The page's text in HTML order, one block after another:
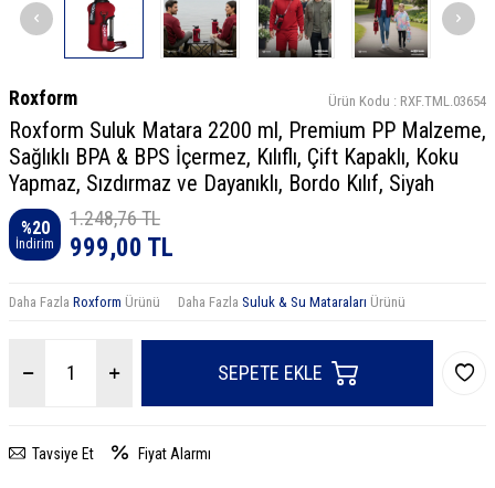
Roxform Ürün Kodu : RXF.TML.03654
Roxform Suluk Matara 2200 ml, Premium PP Malzeme,
Sağlıklı BPA & BPS İçermez, Kılıflı, Çift Kapaklı, Koku
Yapmaz, Sızdırmaz ve Dayanıklı, Bordo Kılıf, Siyah
%20
İndirim
1.248,76TL
999,00 TL
Daha Fazla Roxform Ürünü Daha Fazla Suluk & Su Mataraları Ürünü
SEPETE EKLE
Tavsiye Et Fiyat Alarmı